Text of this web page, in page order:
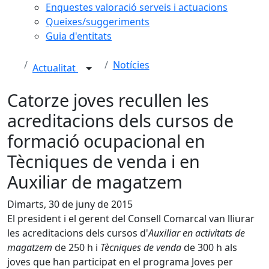
Enquestes valoració serveis i actuacions
Queixes/suggeriments
Guia d'entitats
Actualitat Notícies
Catorze joves recullen les
acreditacions dels cursos de
formació ocupacional en
Tècniques de venda i en
Auxiliar de magatzem
Dimarts, 30 de juny de 2015
El president i el gerent del Consell Comarcal van lliurar
les acreditacions dels cursos d'Auxiliar en activitats de
magatzem de 250 h i Tècniques de vendade 300 h als
joves que han participat en el programa Joves per